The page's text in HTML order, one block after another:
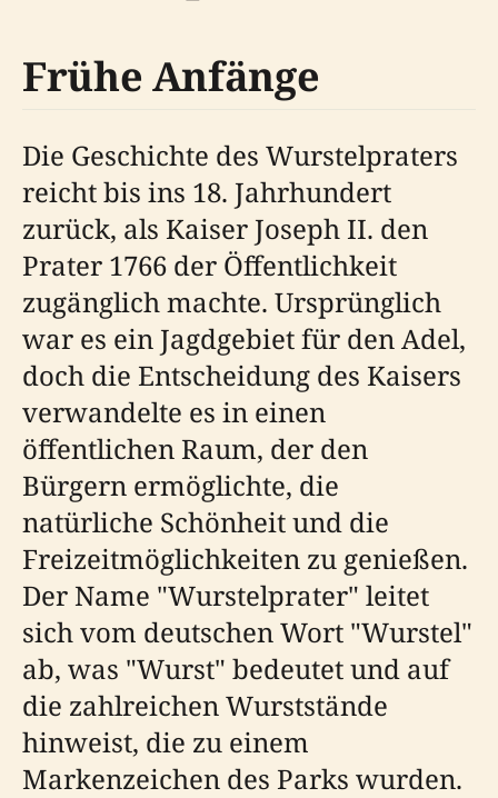
Frühe Anfänge
Die Geschichte des Wurstelpraters
reicht bis ins 18. Jahrhundert
zurück, als Kaiser Joseph II. den
Prater 1766 der Öffentlichkeit
zugänglich machte. Ursprünglich
war es ein Jagdgebiet für den Adel,
doch die Entscheidung des Kaisers
verwandelte es in einen
öffentlichen Raum, der den
Bürgern ermöglichte, die
natürliche Schönheit und die
Freizeitmöglichkeiten zu genießen.
Der Name "Wurstelprater" leitet
sich vom deutschen Wort "Wurstel"
ab, was "Wurst" bedeutet und auf
die zahlreichen Wurststände
hinweist, die zu einem
Markenzeichen des Parks wurden.